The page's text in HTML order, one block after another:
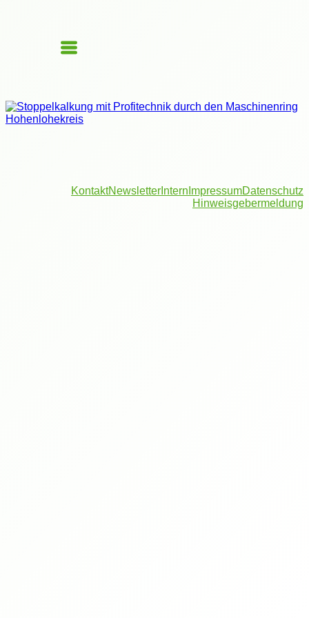
KontaktNewsletter Intern ImpressumDatenschutz
Hinweisgebermeldung